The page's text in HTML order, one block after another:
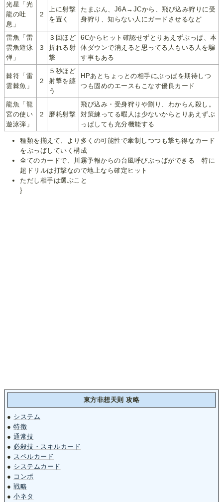
光星「光
龍の吐
息」
２
上に射撃
を置く
たまぶん、J6A→JCから、飛び込み狩りに受
身狩り、知らない人にガードさせるなど
雷魚「雷
雲魚遊泳
弾」
３
３回ほど
折れる射
撃
6Cからヒット確認せずとりあえずぶっぱ、本
体ダウンで消えると思ってる人もいる人を騙
す事もある
棘符「雷
雲棘魚」
２
５秒ほど
射撃を纏
う
HPあとちょっとの相手にぶっぱを期待しつ
つも固めのエースもこなす優良カード
龍魚「龍
宮の使い
遊泳弾」
２ 磨耗射撃
飛び込み・受身狩りや割り、わからん殺し。
対策練ってる暇人は少ないからとりあえずぶ
っぱしても充分機能する
種類を揃えて、より多くの可能性で牽制しつつも撃ち得なカード
をぶっぱしていく構成
全てのカードで、川霧予報からの台風呼びぶっぱができる 特に
超ドリルは打撃なので地上なら確定ヒット
ただし相手は選ぶこと
}
東方非想天則 攻略
● システム
●特徴
●通常技
● 必殺技・スキルカード
● スペルカード
● システムカード
● コンボ
●戦略
●小ネタ